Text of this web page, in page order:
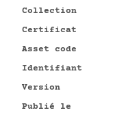
Collection
Certificat
Asset code
Identifiant
Version
Publié le